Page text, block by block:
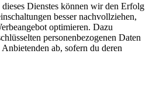
Dienstes können wir den Erfolg
besser nachvollziehen,
optimieren. Dazu
personenbezogenen Daten
ab, sofern du deren